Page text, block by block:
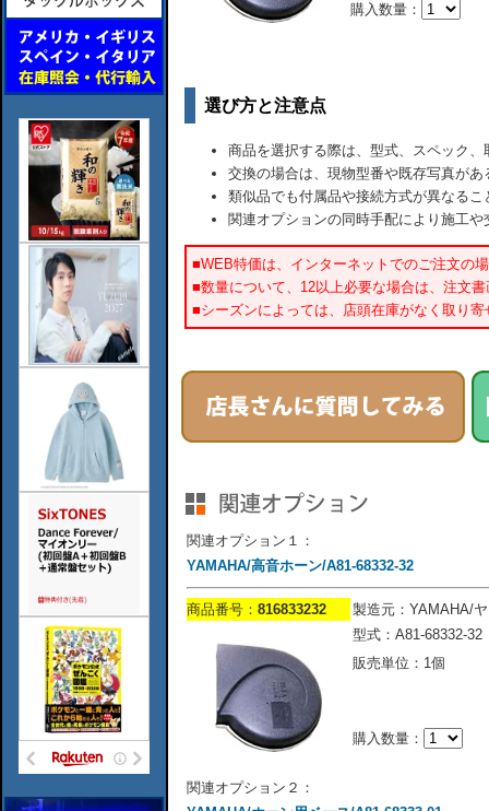
購入数量：
選び方と注意点
商品を選択する際は、型式、スペック
交換の場合は、現物型番や既存写真が
類似品でも付属品や接続方式が異なるこ
関連オプションの同時手配により施工
■WEB特価は、インターネットでのご注文の
■数量について、12以上必要な場合は、注文
■シーズンによっては、店頭在庫がなく取り
関連オプション１：
YAMAHA/高音ホーン/A81-68332-32
商品番号： 816833232
製造元：YAMAHA/
型式：A81-68332-32
販売単位：1個
購入数量：
関連オプション２：